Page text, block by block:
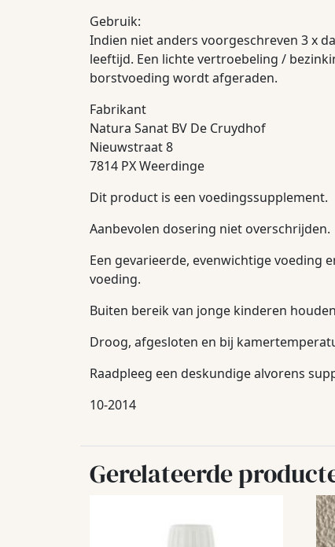
Gebruik:
Indien niet anders voorgeschreven 3 x
leeftijd. Een lichte vertroebeling /
borstvoeding wordt afgeraden.
Fabrikant
Natura Sanat BV De Cruydhof
Nieuwstraat 8
7814 PX Weerdinge
Dit product is een voedingssupplement.
Aanbevolen dosering niet overschrijden.
Een gevarieerde, evenwichtige voeding
voeding.
Buiten bereik van jonge kinderen
Droog, afgesloten en bij
Raadpleeg een deskundige alvorens
10-2014
Gerelateerde